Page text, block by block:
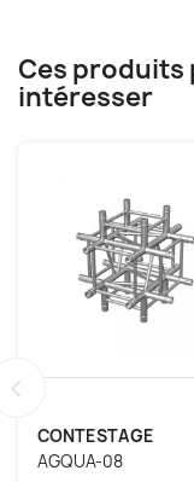
Ces
intéresser
CONTESTAGE
AGQUA-08
‹